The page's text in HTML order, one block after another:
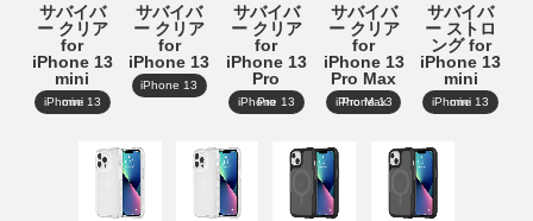
サバイバ
ー クリア
for
iPhone 13
mini
iPhone 13 mini
サバイバ
ー クリア
for
iPhone 13
iPhone 13
サバイバ
ー クリア
for
iPhone 13
Pro
iPhone 13 Pro
サバイバ
ー クリア
for
iPhone 13
Pro Max
iPhone 13 Pro Max
サバイバ
ー ストロ
ング for
iPhone 13
mini
iPhone 13 mini